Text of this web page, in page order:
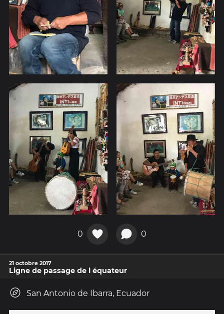
0 0
21 octobre 2017
Ligne de passage de l équateur
San Antonio de Ibarra, Ecuador